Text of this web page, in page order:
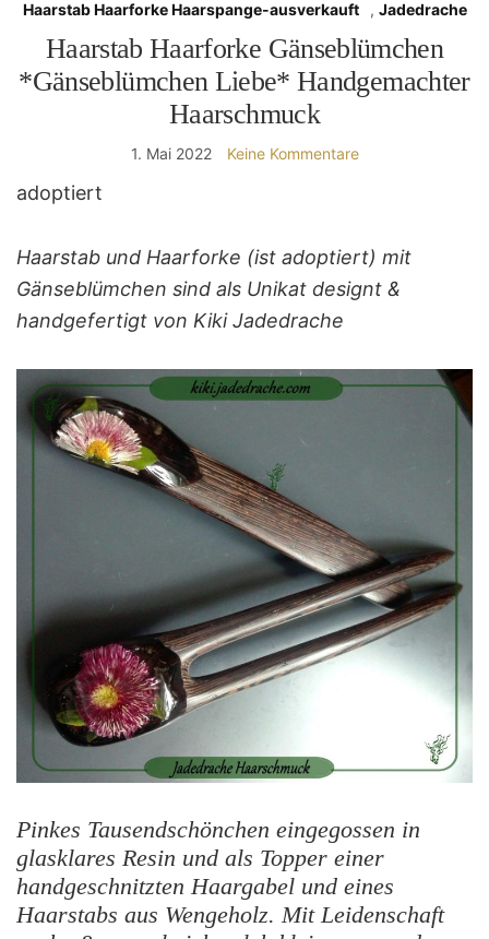
Haarstab Haarforke Haarspange-ausverkauft , Jadedrache
Haarstab Haarforke Gänseblümchen
*Gänseblümchen Liebe* Handgemachter
Haarschmuck
1. Mai 2022 Keine Kommentare
adoptiert
Haarstab und Haarforke (ist adoptiert) mit
Gänseblümchen sind als Unikat designt &
handgefertigt von Kiki Jadedrache
Pinkes Tausendschönchen eingegossen in
glasklares Resin und als Topper einer
handgeschnitzten Haargabel und eines
Haarstabs aus Wengeholz. Mit Leidenschaft